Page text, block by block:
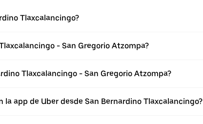
Tlaxcalancingo?
- San Gregorio Atzompa?
Tlaxcalancingo - San Gregorio Atzompa?
app de Uber desde San Bernardino Tlaxcalancingo?